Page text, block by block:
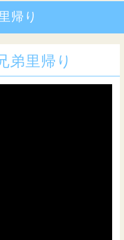
帰り
弟里帰り